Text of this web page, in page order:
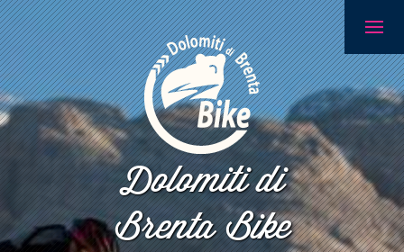
Dolomiti di
Brenta Bike